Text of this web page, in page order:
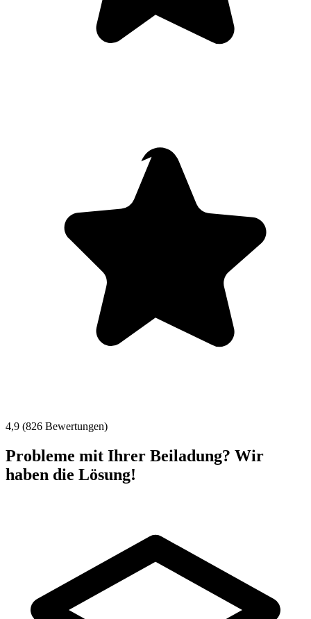
4,9 (826 Bewertungen)
Probleme mit Ihrer Beiladung? Wir
haben die Lösung!